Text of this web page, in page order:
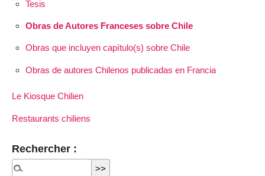
Tesis
Obras de Autores Franceses sobre Chile
Obras que incluyen capítulo(s) sobre Chile
Obras de autores Chilenos publicadas en Francia
Le Kiosque Chilien
Restaurants chiliens
Rechercher :